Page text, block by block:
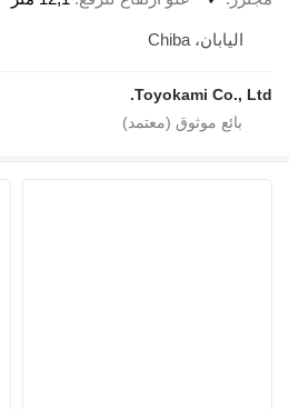
اليابان، Chiba
Toyokami Co., Ltd.